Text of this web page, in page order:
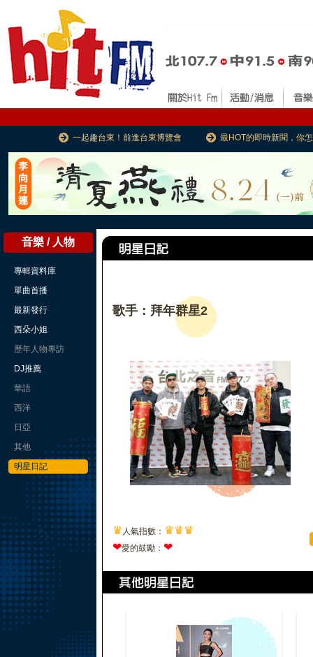
一起趣台東！前進台東博覽會 最HOT的即時新聞，你
音樂 / 人物
專輯資料庫
單曲首播
最新發行
西朵小姐
歷年人物專訪
DJ推薦
華語
西洋
日亞
其他
明星日記
歌手：拜年群星2
♛ 人氣指數： ♛♛♛
❤愛的鼓勵： ❤